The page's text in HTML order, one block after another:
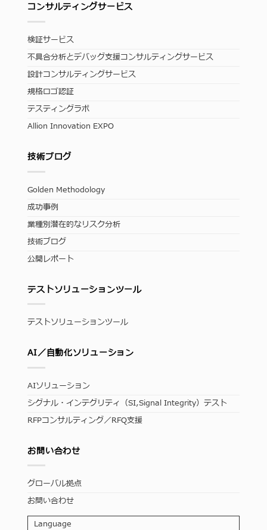
コンサルティングサービス
検証サービス
不具合分析とデバッグ支援コンサルティングサービス
設計コンサルティングサービス
規格ロゴ認証
テスティングラボ
Allion Innovation EXPO
技術ブログ
Golden Methodology
成功事例
業種別潜在的なリスク分析
技術ブログ
公開レポート
テストソリューションツール
テストソリューションツール
AI／自動化ソリューション
AIソリューション
シグナル・インテグリティ（SI,Signal Integrity）テスト
RFPコンサルティング／RFQ支援
お問い合わせ
グローバル拠点
お問い合わせ
Language